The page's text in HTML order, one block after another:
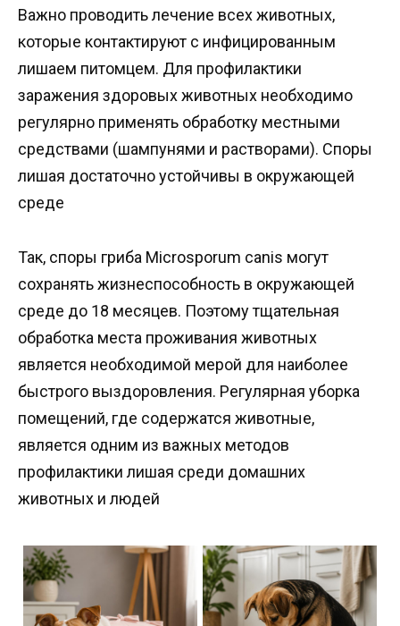
Важно проводить лечение всех животных,
которые контактируют с инфицированным
лишаем питомцем. Для профилактики
заражения здоровых животных необходимо
регулярно применять обработку местными
средствами (шампунями и растворами). Споры
лишая достаточно устойчивы в окружающей
среде
Так, споры гриба Microsporum canis могут
сохранять жизнеспособность в окружающей
среде до 18 месяцев. Поэтому тщательная
обработка места проживания животных
является необходимой мерой для наиболее
быстрого выздоровления. Регулярная уборка
помещений, где содержатся животные,
является одним из важных методов
профилактики лишая среди домашних
животных и людей